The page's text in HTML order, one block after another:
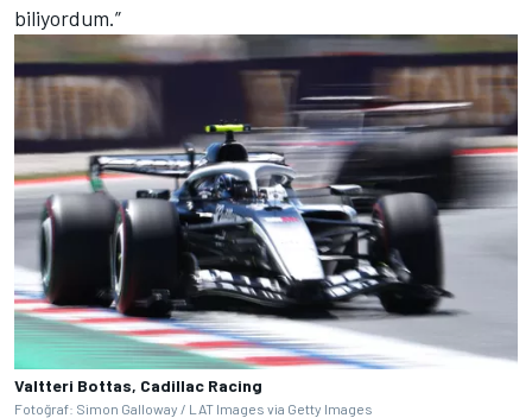
biliyordum.”
Valtteri Bottas, Cadillac Racing
Fotoğraf: Simon Galloway / LAT Images via Getty Images